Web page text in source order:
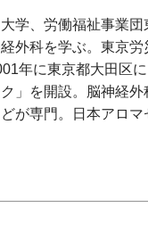
学、労働福祉事業団
外科を学ぶ。東京
年に東京都大田区
」を開設。脳神経外
が専門。日本アロ